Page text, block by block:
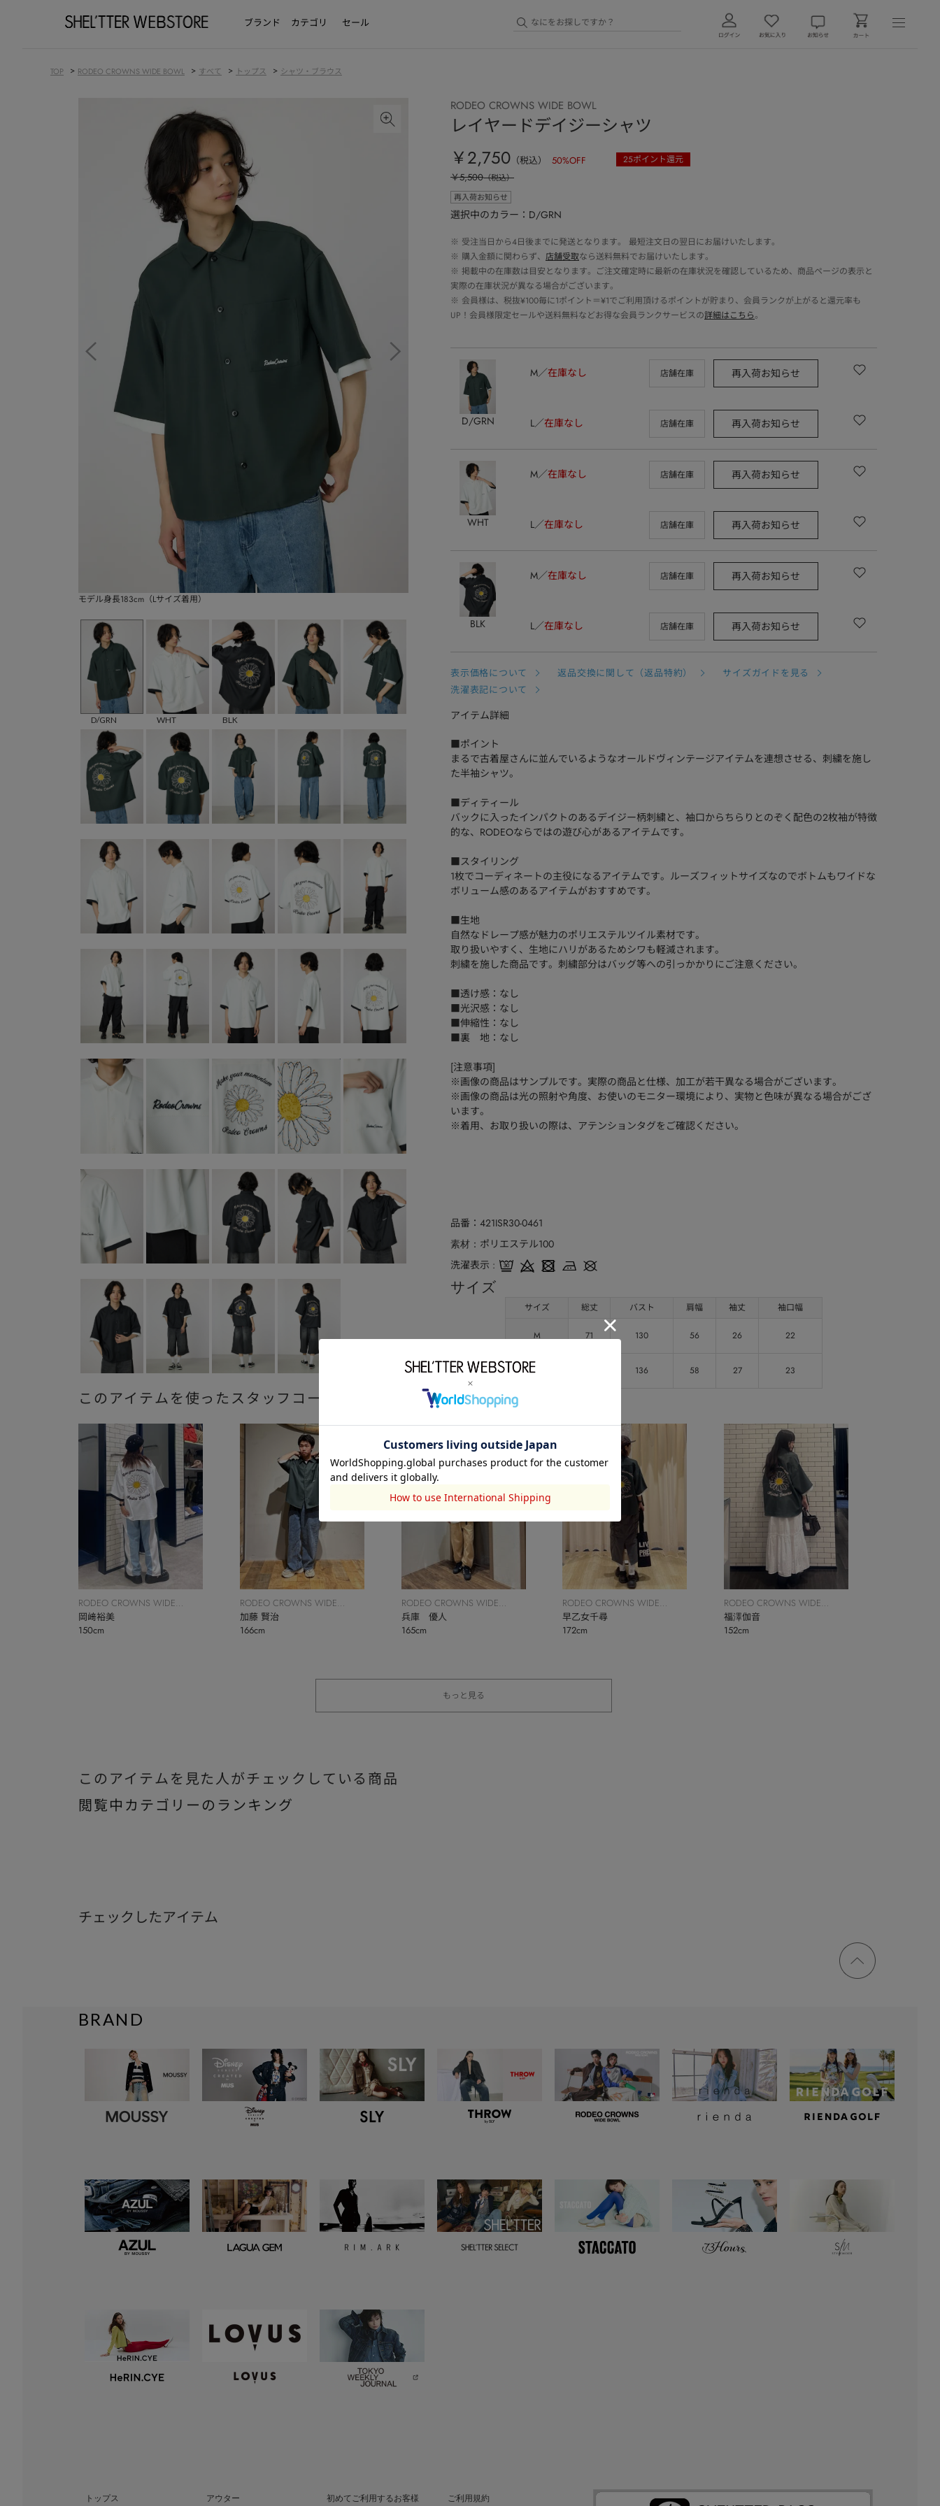
ブランド カテゴリ セール
TOP > RODEO CROWNS WIDE BOWL > すべて > トップス > シャツ・ブラウス
モデル身長183cm（Lサイズ着用）
D/GRN WHT BLK
RODEO CROWNS WIDE BOWL
レイヤードデイジーシャツ
￥2,750 （税込） 50%OFF 25ポイント還元
￥5,500（税込）
再入荷お知らせ
選択中のカラー：D/GRN
※ 受注当日から4日後までに発送となります。 最短注文日の翌日にお届けいたします。
※ 購入金額に関わらず、 店舗受取なら送料無料でお届けいたします。
※ 掲載中の在庫数は目安となります。ご注文確定時に最新の在庫状況を確認しているため、商品ページの表示と
実際の在庫状況が異なる場合がございます。
※ 会員様は、税抜¥100毎に1ポイント＝¥1でご利用頂けるポイントが貯まり、会員ランクが上がると還元率も
UP！会員様限定セールや送料無料などお得な会員ランクサービスの詳細はこちら。
D/GRN
M 在庫なし 店舗在庫 再入荷お知らせ
L 在庫なし 店舗在庫 再入荷お知らせ
WHT
M 在庫なし 店舗在庫 再入荷お知らせ
L 在庫なし 店舗在庫 再入荷お知らせ
BLK
M 在庫なし 店舗在庫 再入荷お知らせ
L 在庫なし 店舗在庫 再入荷お知らせ
表示価格について 返品交換に関して（返品特約）
サイズガイドを見る
洗濯表記について
アイテム詳細
■ポイント
まるで古着屋さんに並んでいるようなオールドヴィンテージアイテムを連想させる、刺繍を施し
た半袖シャツ。
■ディティール
バックに入ったインパクトのあるデイジー柄刺繍と、袖口からちらりとのぞく配色の2枚袖が特徴
的な、RODEOならではの遊び心があるアイテムです。
■スタイリング
1枚でコーディネートの主役になるアイテムです。ルーズフィットサイズなのでボトムもワイドな
ボリューム感のあるアイテムがおすすめです。
■生地
自然なドレープ感が魅力のポリエステルツイル素材です。
取り扱いやすく、生地にハリがあるためシワも軽減されます。
刺繍を施した商品です。刺繍部分はバッグ等への引っかかりにご注意ください。
■透け感：なし
■光沢感：なし
■伸縮性：なし
■裏 地：なし
[注意事項]
※画像の商品はサンプルです。実際の商品と仕様、加工が若干異なる場合がございます。
※画像の商品は光の照射や角度、お使いのモニター環境により、実物と色味が異なる場合がござ
います。
※着用、お取り扱いの際は、アテンションタグをご確認ください。
品番 421ISR30-0461
素材
ポリエステル100
洗濯表示
サイズ
サイズ 総丈 バスト 肩幅 袖丈 袖口幅
M 71 130 56 26 22
L 136 58 27 23
このアイテムを使ったスタッフコーディネート
RODEO CROWNS WIDE
BOWL
岡﨑裕美
150cm
RODEO CROWNS WIDE
BOWL
加藤 賢治
166cm
RODEO CROWNS WIDE
BOWL
兵庫 優人
165cm
RODEO CROWNS WIDE
BOWL
早乙女千尋
172cm
RODEO CROWNS WIDE
BOWL
福澤伽音
152cm
もっと見る
このアイテムを見た人がチェックしている商品
閲覧中カテゴリーのランキング
チェックしたアイテム
ページ
トップ
BRAND
トップス アウター 初めてご利用するお客様 ご利用規約